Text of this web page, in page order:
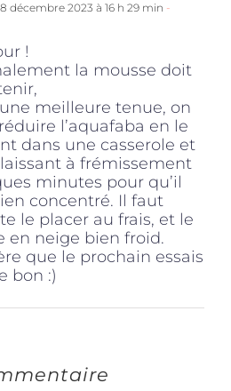
décembre 2023 à 16 h 29 min -
!
la mousse doit
meilleure tenue, on
l’aquafaba en le
dans une casserole et
à frémissement
minutes pour qu’il
concentré. Il faut
le placer au frais, et le
en neige bien froid.
que le prochain essais
bon :)